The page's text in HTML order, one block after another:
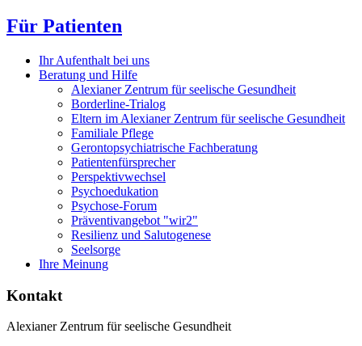
Für Patienten
Ihr Aufenthalt bei uns
Beratung und Hilfe
Alexianer Zentrum für seelische Gesundheit
Borderline-Trialog
Eltern im Alexianer Zentrum für seelische Gesundheit
Familiale Pflege
Gerontopsychiatrische Fachberatung
Patientenfürsprecher
Perspektivwechsel
Psychoedukation
Psychose-Forum
Präventivangebot "wir2"
Resilienz und Salutogenese
Seelsorge
Ihre Meinung
Kontakt
Alexianer Zentrum für seelische Gesundheit